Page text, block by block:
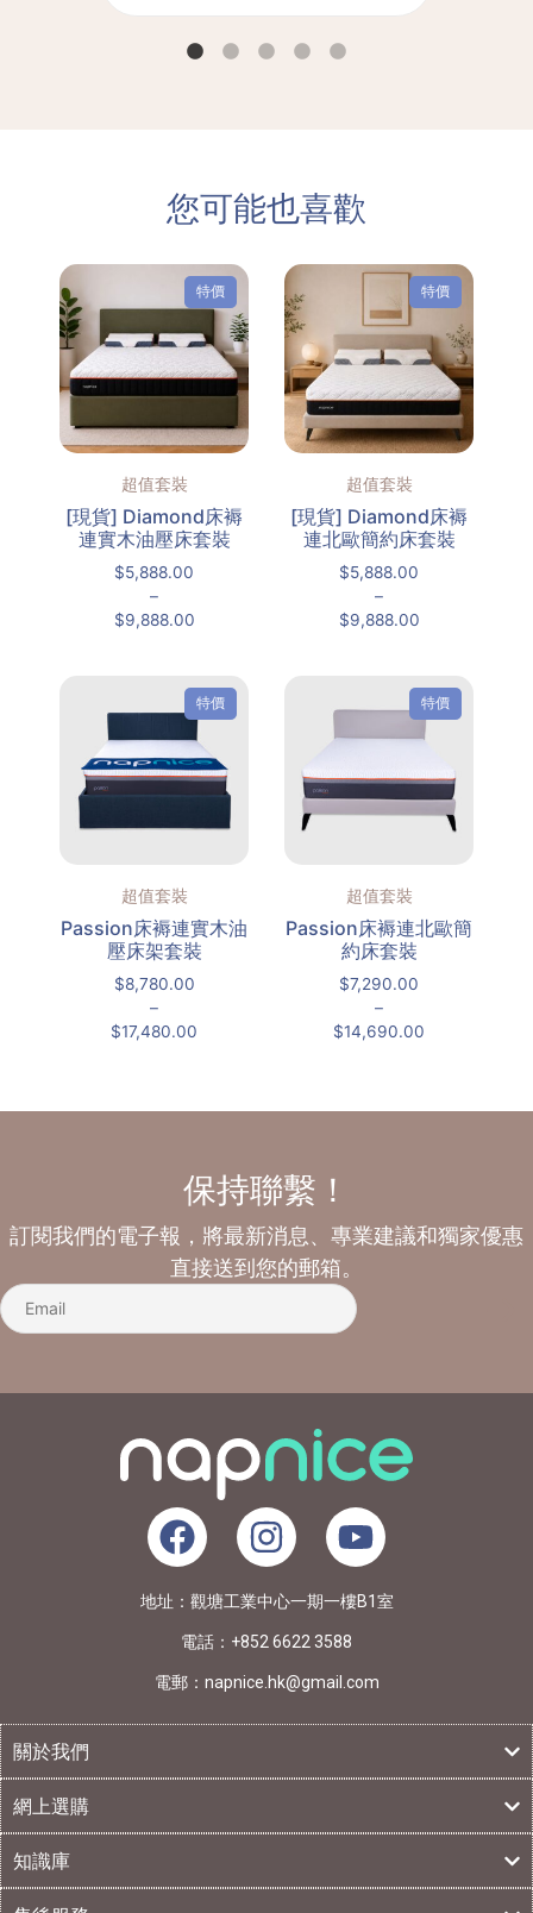
您可能也喜歡
特價
超值套裝
[現貨] Diamond床褥
連實木油壓床套裝
$5,888.00
–
$9,888.00
特價
超值套裝
[現貨] Diamond床褥
連北歐簡約床套裝
$5,888.00
–
$9,888.00
特價
超值套裝
Passion床褥連實木油
壓床架套裝
$8,780.00
–
$17,480.00
特價
超值套裝
Passion床褥連北歐簡
約床套裝
$7,290.00
–
$14,690.00
保持聯繫！
訂閱我們的電子報，將最新消息、專業建議和獨家優惠
直接送到您的郵箱。
地址：觀塘工業中心一期一樓B1室
電話：+852 6622 3588
電郵：napnice.hk@gmail.com
關於我們
網上選購
知識庫